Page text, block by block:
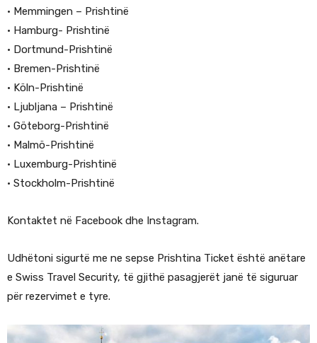
• Memmingen – Prishtinë
• Hamburg- Prishtinë
• Dortmund-Prishtinë
• Bremen-Prishtinë
• Köln-Prishtinë
• Ljubljana – Prishtinë
• Göteborg-Prishtinë
• Malmö-Prishtinë
• Luxemburg-Prishtinë
• Stockholm-Prishtinë
Kontaktet në Facebook dhe Instagram.
Udhëtoni sigurtë me ne sepse Prishtina Ticket është anëtare
e Swiss Travel Security, të gjithë pasagjerët janë të siguruar
për rezervimet e tyre.